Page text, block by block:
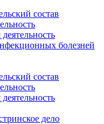
состав
болезней
состав
дело